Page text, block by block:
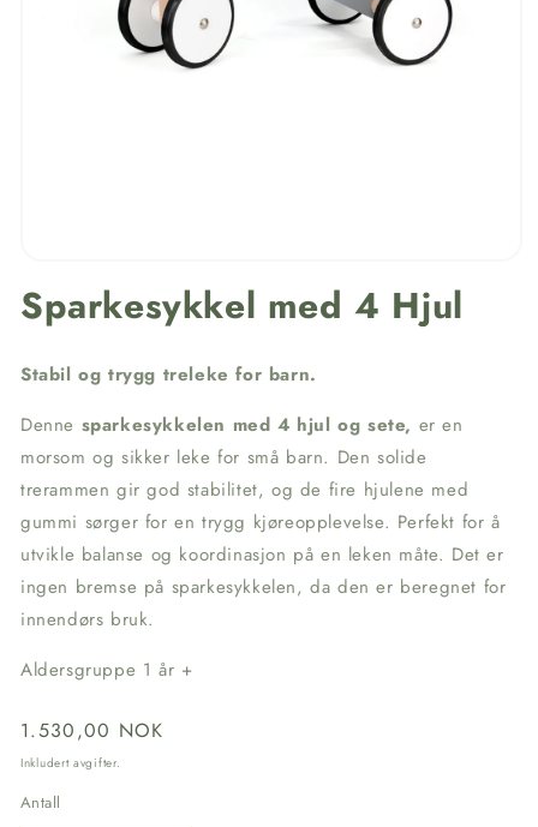
Sparkesykkel med 4 Hjul
Stabil og trygg treleke for barn.
Denne sparkesykkelen med 4 hjul og sete, er en
morsom og sikker leke for små barn. Den solide
trerammen gir god stabilitet, og de fire hjulene med
gummi sørger for en trygg kjøreopplevelse. Perfekt for å
utvikle balanse og koordinasjon på en leken måte. Det er
ingen bremse på sparkesykkelen, da den er beregnet for
innendørs bruk.
Aldersgruppe 1 år +
Vanlig
pris
1.530,00 NOK
Inkludert avgifter.
Antall